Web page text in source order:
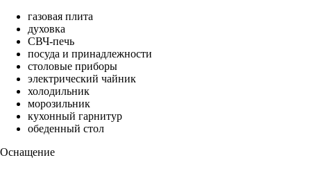
газовая плита
духовка
СВЧ-печь
посуда и принадлежности
столовые приборы
электрический чайник
холодильник
морозильник
кухонный гарнитур
обеденный стол
Оснащение